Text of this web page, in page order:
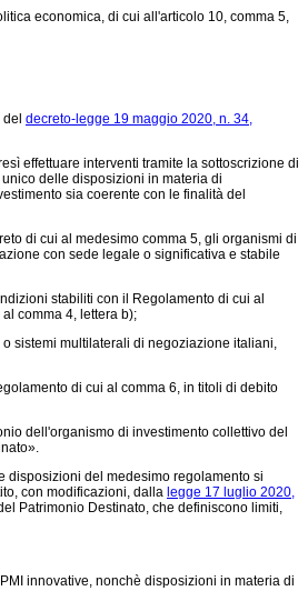
economica, di cui all'articolo 10, comma 5,
decreto-legge 19 maggio 2020, n. 34,
effettuare interventi tramite la sottoscrizione di
delle disposizioni in materia di
sia coerente con le finalità del
di cui al medesimo comma 5, gli organismi di
con sede legale o significativa e stabile
stabiliti con il Regolamento di cui al
comma 4, lettera b);
sistemi multilaterali di negoziazione italiani,
di cui al comma 6, in titoli di debito
dell'organismo di investimento collettivo del
disposizioni del medesimo regolamento si
con modificazioni, dalla legge 17 luglio 2020,
Patrimonio Destinato, che definiscono limiti,
innovative, nonchè disposizioni in materia di